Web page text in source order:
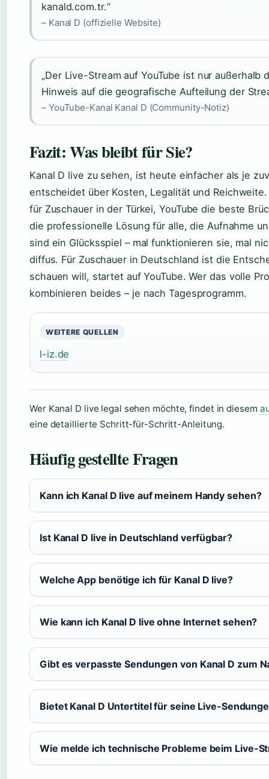
kanald.com.tr.“
– Kanal D (offizielle Website)
„Der Live-Stream auf YouTube ist nur
Hinweis auf die geografische Aufteilung der
– YouTube-Kanal Kanal D (Community-Notiz)
Fazit: Was bleibt für Sie?
Kanal D live zu sehen, ist heute einfacher als je
entscheidet über Kosten, Legalität und
für Zuschauer in der Türkei, YouTube die beste
die professionelle Lösung für alle, die Aufnahme
sind ein Glücksspiel – mal funktionieren sie, mal
diffus. Für Zuschauer in Deutschland ist die
schauen will, startet auf YouTube. Wer das volle
kombinieren beides – je nach Tagesprogramm.
WEITERE QUELLEN
l-iz.de
Wer Kanal D live legal sehen möchte, findet in diesem
eine detaillierte Schritt-für-Schritt-Anleitung.
Häufig gestellte Fragen
Kann ich Kanal D live auf meinem Handy sehen?
Ist Kanal D live in Deutschland verfügbar?
Welche App benötige ich für Kanal D live?
Wie kann ich Kanal D live ohne Internet sehen?
Gibt es verpasste Sendungen von Kanal D zum
Bietet Kanal D Untertitel für seine Live-
Wie melde ich technische Probleme beim Live-